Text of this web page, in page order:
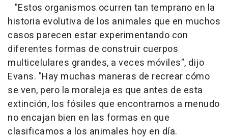
"Estos organismos ocurren tan temprano en la
historia evolutiva de los animales que en muchos
casos parecen estar experimentando con
diferentes formas de construir cuerpos
multicelulares grandes, a veces móviles", dijo
Evans. "Hay muchas maneras de recrear cómo
se ven, pero la moraleja es que antes de esta
extinción, los fósiles que encontramos a menudo
no encajan bien en las formas en que
clasificamos a los animales hoy en día.